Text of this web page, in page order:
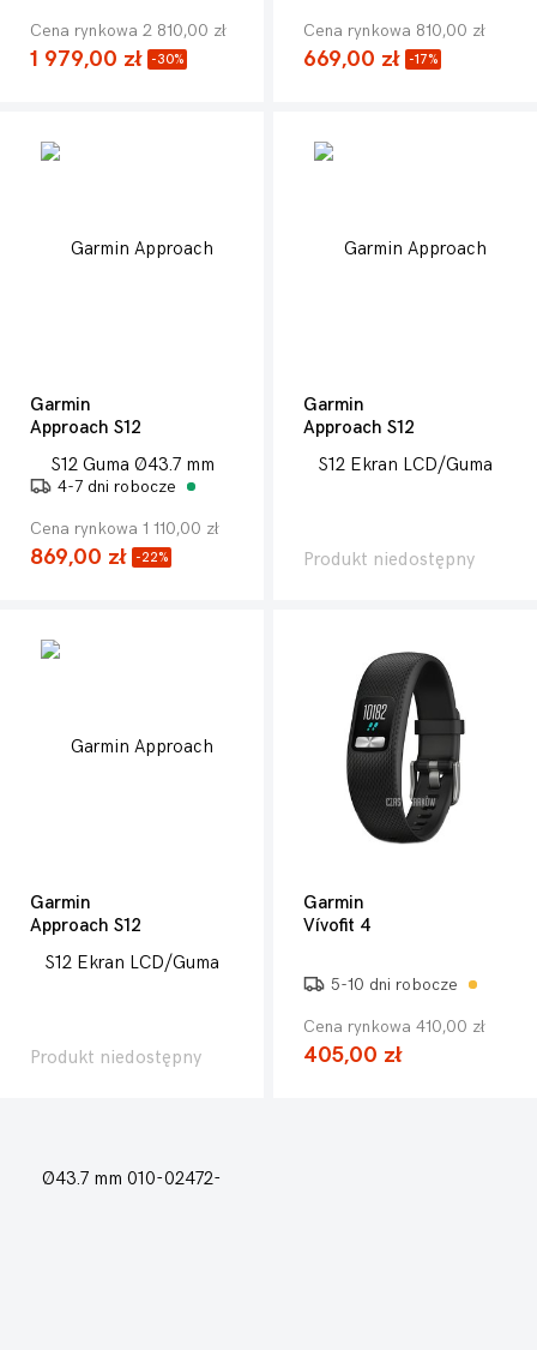
Cena rynkowa 2 810,00 zł
1 979,00 zł -30%
Cena rynkowa 810,00 zł
669,00 zł -17%
Garmin
Approach S12
4-7 dni robocze
Cena rynkowa 1 110,00 zł
869,00 zł -22%
Garmin
Approach S12
Produkt niedostępny
Garmin
Approach S12
Produkt niedostępny
Garmin
Vívofit 4
5-10 dni robocze
Cena rynkowa 410,00 zł
405,00 zł